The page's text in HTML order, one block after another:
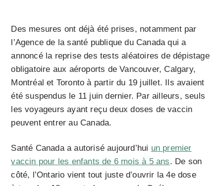
Des mesures ont déjà été prises, notamment par
l’Agence de la santé publique du Canada qui a
annoncé la reprise des tests aléatoires de dépistage
obligatoire aux aéroports de Vancouver, Calgary,
Montréal et Toronto à partir du 19 juillet. Ils avaient
été suspendus le 11 juin dernier. Par ailleurs, seuls
les voyageurs ayant reçu deux doses de vaccin
peuvent entrer au Canada.
Santé Canada a autorisé aujourd’hui un premier
vaccin pour les enfants de 6 mois à 5 ans. De son
côté, l’Ontario vient tout juste d’ouvrir la 4e dose